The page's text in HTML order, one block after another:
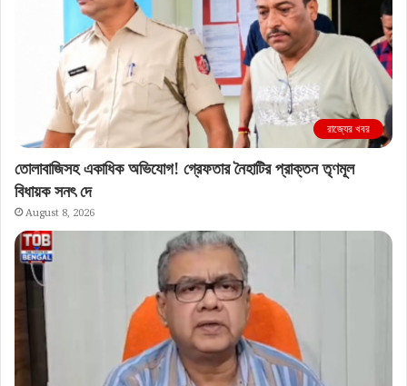
রাজ্যের খবর
তোলাবাজিসহ একাধিক অভিযোগ! গ্রেফতার নৈহাটির প্রাক্তন তৃণমূল
বিধায়ক সনৎ দে
August 8, 2026